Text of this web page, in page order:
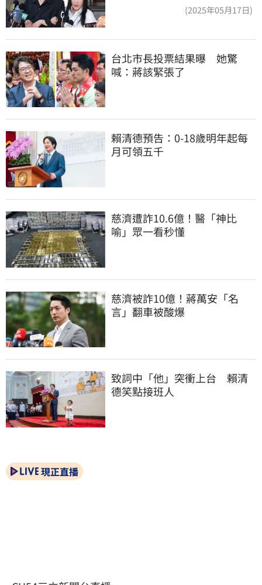
(2025年05月17日)
台北市長投票結果曝　她驚
喊：蔣該緊張了
賴清德預告：0-18歲明年起每
月可領五千
慈濟遭詐10.6億！醫「神比
喻」眾一看秒懂
慈濟被詐10億！蔣萬安「名
言」翻車被酸爆
致詞中「他」突衝上台　賴清
德笑點接班人
現正直播